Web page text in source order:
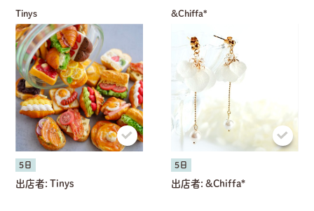
Tinys
5日
出店者: Tinys
&Chiffa*
5日
出店者: &Chiffa*